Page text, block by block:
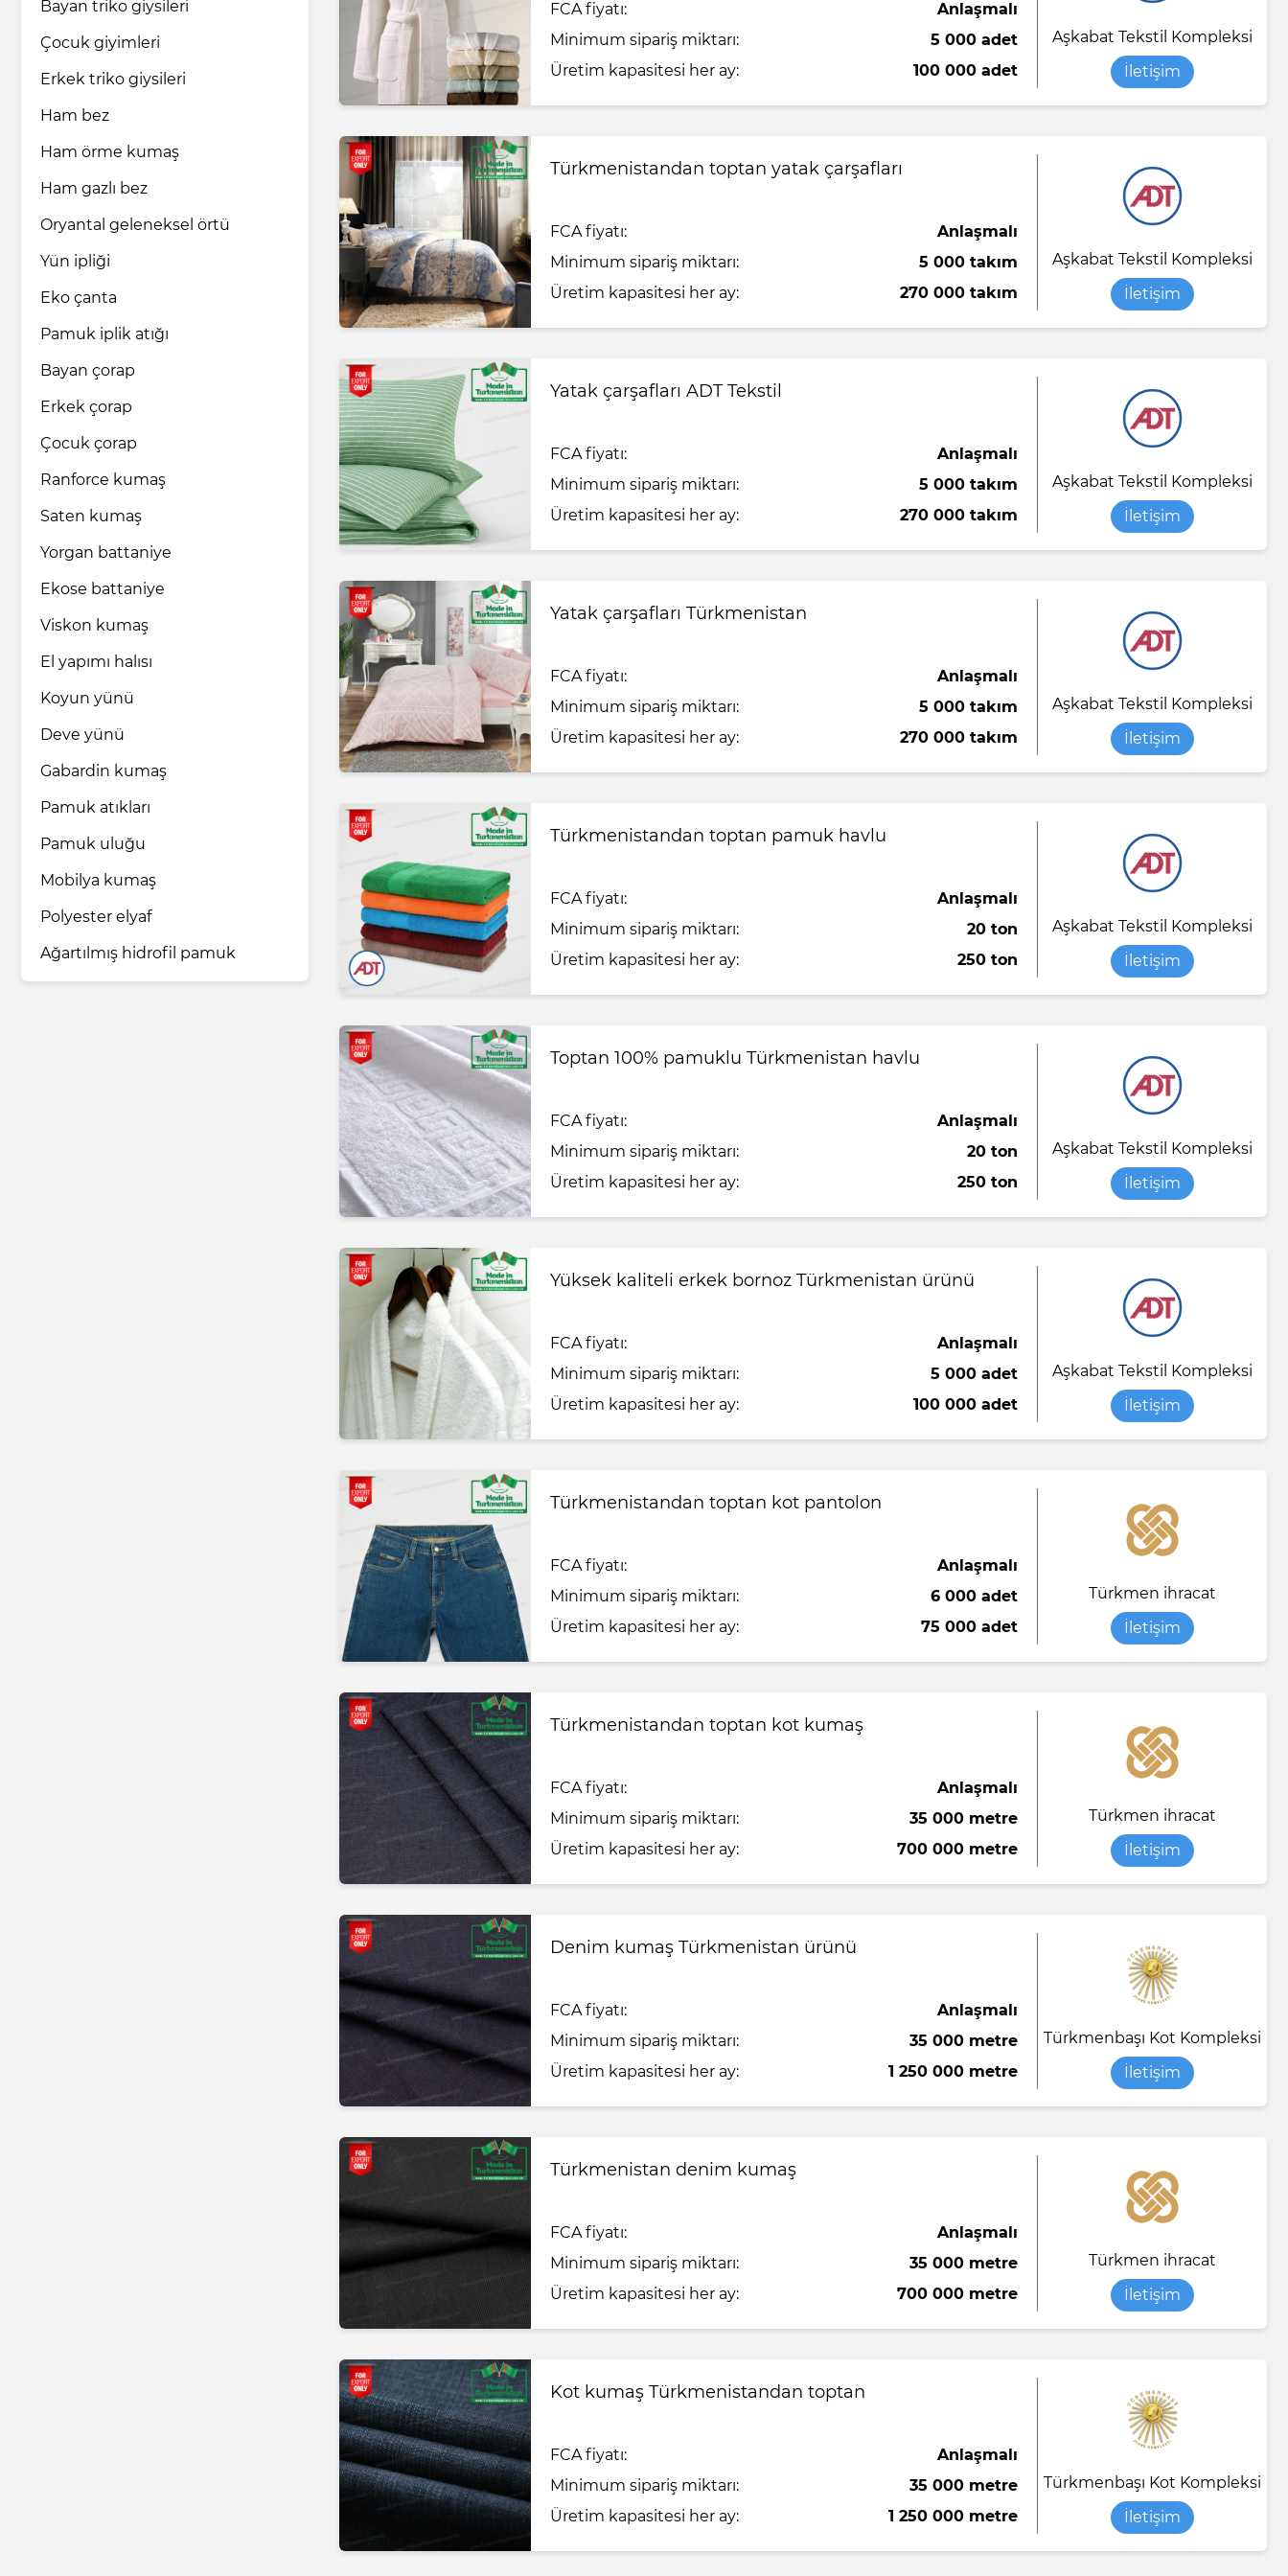
Bayan triko giysileri
Çocuk giyimleri
Erkek triko giysileri
Ham bez
Ham örme kumaş
Ham gazlı bez
Oryantal geleneksel örtü
Yün ipliği
Eko çanta
Pamuk iplik atığı
Bayan çorap
Erkek çorap
Çocuk çorap
Ranforce kumaş
Saten kumaş
Yorgan battaniye
Ekose battaniye
Viskon kumaş
El yapımı halısı
Koyun yünü
Deve yünü
Gabardin kumaş
Pamuk atıkları
Pamuk uluğu
Mobilya kumaş
Polyester elyaf
Ağartılmış hidrofil pamuk
FCA fiyatı:
Anlaşmalı
Minimum sipariş miktarı:
5 000 adet
Üretim kapasitesi her ay:
100 000 adet
Aşkabat Tekstil Kompleksi
İletişim
Türkmenistandan toptan yatak çarşafları
FCA fiyatı:
Anlaşmalı
Minimum sipariş miktarı:
5 000 takım
Üretim kapasitesi her ay:
270 000 takım
Aşkabat Tekstil Kompleksi
İletişim
Yatak çarşafları ADT Tekstil
FCA fiyatı:
Anlaşmalı
Minimum sipariş miktarı:
5 000 takım
Üretim kapasitesi her ay:
270 000 takım
Aşkabat Tekstil Kompleksi
İletişim
Yatak çarşafları Türkmenistan
FCA fiyatı:
Anlaşmalı
Minimum sipariş miktarı:
5 000 takım
Üretim kapasitesi her ay:
270 000 takım
Aşkabat Tekstil Kompleksi
İletişim
Türkmenistandan toptan pamuk havlu
FCA fiyatı:
Anlaşmalı
Minimum sipariş miktarı:
20 ton
Üretim kapasitesi her ay:
250 ton
Aşkabat Tekstil Kompleksi
İletişim
Toptan 100% pamuklu Türkmenistan havlu
FCA fiyatı:
Anlaşmalı
Minimum sipariş miktarı:
20 ton
Üretim kapasitesi her ay:
250 ton
Aşkabat Tekstil Kompleksi
İletişim
Yüksek kaliteli erkek bornoz Türkmenistan ürünü
FCA fiyatı:
Anlaşmalı
Minimum sipariş miktarı:
5 000 adet
Üretim kapasitesi her ay:
100 000 adet
Aşkabat Tekstil Kompleksi
İletişim
Türkmenistandan toptan kot pantolon
FCA fiyatı:
Anlaşmalı
Minimum sipariş miktarı:
6 000 adet
Üretim kapasitesi her ay:
75 000 adet
Türkmen ihracat
İletişim
Türkmenistandan toptan kot kumaş
FCA fiyatı:
Anlaşmalı
Minimum sipariş miktarı:
35 000 metre
Üretim kapasitesi her ay:
700 000 metre
Türkmen ihracat
İletişim
Denim kumaş Türkmenistan ürünü
FCA fiyatı:
Anlaşmalı
Minimum sipariş miktarı:
35 000 metre
Üretim kapasitesi her ay:
1 250 000 metre
Türkmenbaşı Kot Kompleksi
İletişim
Türkmenistan denim kumaş
FCA fiyatı:
Anlaşmalı
Minimum sipariş miktarı:
35 000 metre
Üretim kapasitesi her ay:
700 000 metre
Türkmen ihracat
İletişim
Kot kumaş Türkmenistandan toptan
FCA fiyatı:
Anlaşmalı
Minimum sipariş miktarı:
35 000 metre
Üretim kapasitesi her ay:
1 250 000 metre
Türkmenbaşı Kot Kompleksi
İletişim